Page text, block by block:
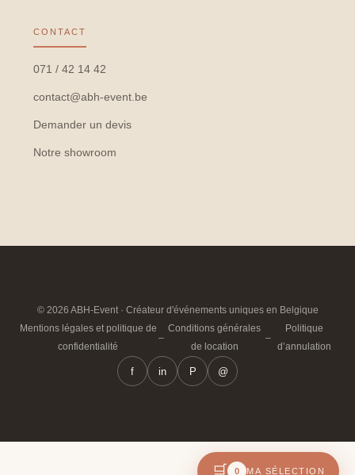
CONTACT
071 / 42 14 42
contact@abh-event.be
Demander un devis
Notre showroom
© 2026 ABH-Event · Créateur d'événements uniques en Belgique
Mentions légales et politique de
confidentialité
–
Conditions générales
de location
–
Politique
d’annulation
f in P @
🛒 0 MA SÉLECTION